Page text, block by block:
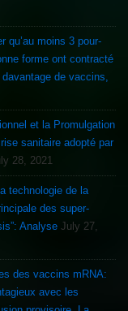
qu’au moins 3 pour-
forme ont contracté
de vaccins,
et la Promulgation
sanitaire adopté par
28, 2021
technologie de la
des super-
Analyse July 27,
des vaccins mRNA:
avec les